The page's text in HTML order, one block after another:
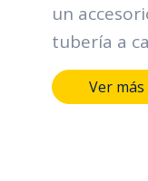
un
tubería a
Sus
en laVer más